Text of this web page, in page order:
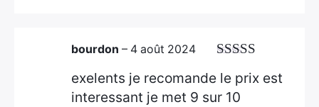
4
5
bourdon – 4 août 2024
exelents je recomande le prix est
interessant je met 9 sur 10